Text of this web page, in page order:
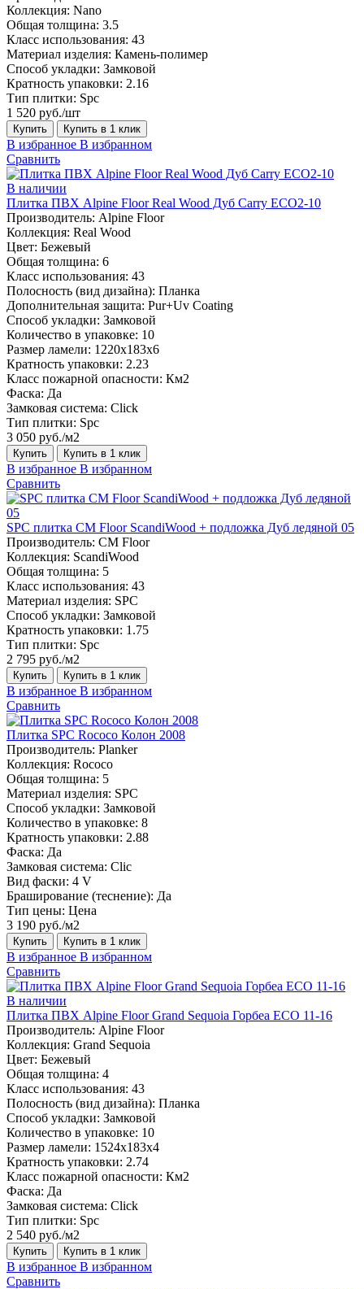
Коллекция: Nano
Общая толщина: 3.5
Класс использования: 43
Материал изделия: Камень-полимер
Способ укладки: Замковой
Кратность упаковки: 2.16
Тип плитки: Spc
1 520 руб./шт
Купить Купить в 1 клик
В избранное В избранном
Сравнить
В наличии
Плитка ПВХ Alpine Floor Real Wood Дуб Carry ECO2-10
Производитель: Alpine Floor
Коллекция: Real Wood
Цвет: Бежевый
Общая толщина: 6
Класс использования: 43
Полосность (вид дизайна): Планка
Дополнительная защита: Pur+Uv Coating
Способ укладки: Замковой
Количество в упаковке: 10
Размер ламели: 1220х183х6
Кратность упаковки: 2.23
Класс пожарной опасности: Км2
Фаска: Да
Замковая система: Click
Тип плитки: Spc
3 050 руб./м2
Купить Купить в 1 клик
В избранное В избранном
Сравнить
SPC плитка CM Floor ScandiWood + подложка Дуб ледяной 05
Производитель: CM Floor
Коллекция: ScandiWood
Общая толщина: 5
Класс использования: 43
Материал изделия: SPC
Способ укладки: Замковой
Кратность упаковки: 1.75
Тип плитки: Spc
2 795 руб./м2
Купить Купить в 1 клик
В избранное В избранном
Сравнить
Плитка SPC Rococo Колон 2008
Производитель: Planker
Коллекция: Rococo
Общая толщина: 5
Материал изделия: SPC
Способ укладки: Замковой
Количество в упаковке: 8
Кратность упаковки: 2.88
Фаска: Да
Замковая система: Сlic
Вид фаски: 4 V
Браширование (теснение): Да
Тип цены: Цена
3 190 руб./м2
Купить Купить в 1 клик
В избранное В избранном
Сравнить
В наличии
Плитка ПВХ Alpine Floor Grand Sequoia Горбеа ECO 11-16
Производитель: Alpine Floor
Коллекция: Grand Sequoia
Цвет: Бежевый
Общая толщина: 4
Класс использования: 43
Полосность (вид дизайна): Планка
Способ укладки: Замковой
Количество в упаковке: 10
Размер ламели: 1524х183х4
Кратность упаковки: 2.74
Класс пожарной опасности: Км2
Фаска: Да
Замковая система: Click
Тип плитки: Spc
2 540 руб./м2
Купить Купить в 1 клик
В избранное В избранном
Сравнить